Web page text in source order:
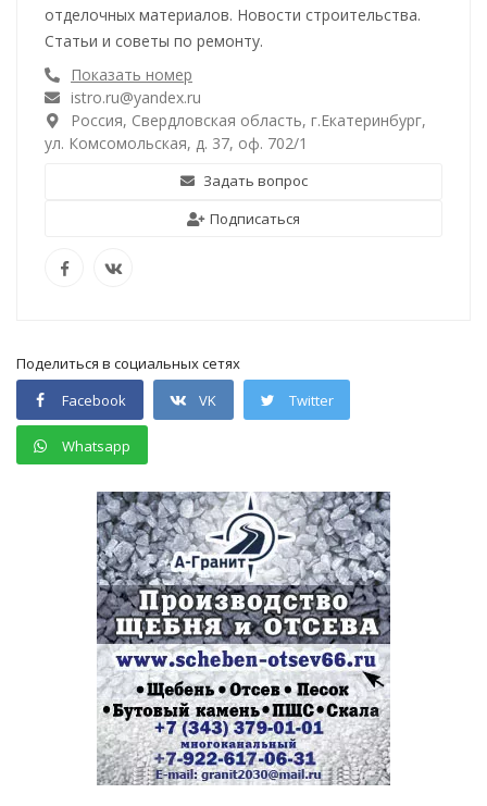
отделочных материалов. Новости строительства.
Статьи и советы по ремонту.
Показать номер
istro.ru@yandex.ru
Россия, Свердловская область, г.Екатеринбург,
ул. Комсомольская, д. 37, оф. 702/1
Задать вопрос
Подписаться
Поделиться в социальных сетях
Facebook
VK Twitter
Whatsapp